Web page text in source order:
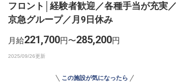
フロント│経験者歓迎／各種手当が充実／
京急グループ／月9日休み
月給221,700円〜285,200円
この施設が気になったら